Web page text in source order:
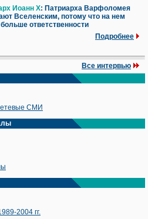
Иоанн X: Патриарха Варфоломея
Вселенским, потому что на нем
ответственности
Подробнее
Все интервью
СМИ
2004 гг.